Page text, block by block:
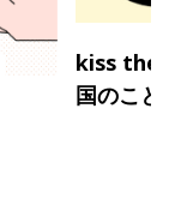
kiss the
国のこと